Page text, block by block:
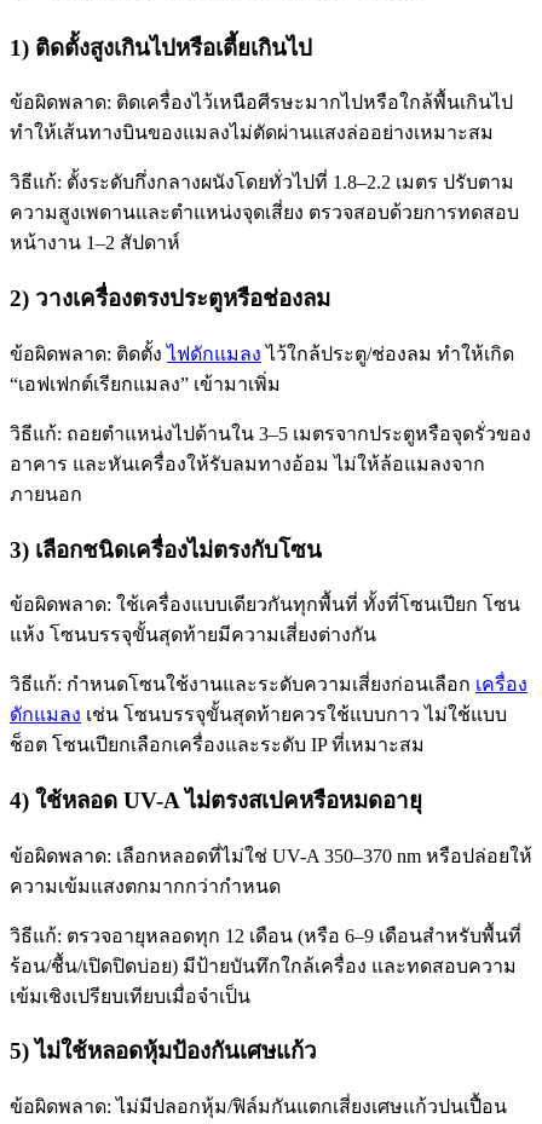
1) ติดตั้งสูงเกินไปหรือเตี้ยเกินไป
ข้อผิดพลาด: ติดเครื่องไว้เหนือศีรษะมากไปหรือใกล้พื้นเกินไป
ทำให้เส้นทางบินของแมลงไม่ตัดผ่านแสงล่ออย่างเหมาะสม
วิธีแก้: ตั้งระดับกึ่งกลางผนังโดยทั่วไปที่ 1.8–2.2 เมตร ปรับตาม
ความสูงเพดานและตำแหน่งจุดเสี่ยง ตรวจสอบด้วยการทดสอบ
หน้างาน 1–2 สัปดาห์
2) วางเครื่องตรงประตูหรือช่องลม
ข้อผิดพลาด: ติดตั้งไฟดักแมลง ไว้ใกล้ประตู/ช่องลม ทำให้เกิด
“เอฟเฟกต์เรียกแมลง” เข้ามาเพิ่ม
วิธีแก้: ถอยตำแหน่งไปด้านใน 3–5 เมตรจากประตูหรือจุดรั่วของ
อาคาร และหันเครื่องให้รับลมทางอ้อม ไม่ให้ล้อแมลงจาก
ภายนอก
3) เลือกชนิดเครื่องไม่ตรงกับโซน
ข้อผิดพลาด: ใช้เครื่องแบบเดียวกันทุกพื้นที่ ทั้งที่โซนเปียก โซน
แห้ง โซนบรรจุขั้นสุดท้ายมีความเสี่ยงต่างกัน
วิธีแก้: กำหนดโซนใช้งานและระดับความเสี่ยงก่อนเลือก เครื่อง
ดักแมลง เช่น โซนบรรจุขั้นสุดท้ายควรใช้แบบกาว ไม่ใช้แบบ
ช็อต โซนเปียกเลือกเครื่องและระดับ IP ที่เหมาะสม
4) ใช้หลอด UV-A ไม่ตรงสเปคหรือหมดอายุ
ข้อผิดพลาด: เลือกหลอดที่ไม่ใช่ UV-A 350–370 nm หรือปล่อยให้
ความเข้มแสงตกมากกว่ากำหนด
วิธีแก้: ตรวจอายุหลอดทุก 12 เดือน (หรือ 6–9 เดือนสำหรับพื้นที่
ร้อน/ชื้น/เปิดปิดบ่อย) มีป้ายบันทึกใกล้เครื่อง และทดสอบความ
เข้มเชิงเปรียบเทียบเมื่อจำเป็น
5) ไม่ใช้หลอดหุ้มป้องกันเศษแก้ว
ข้อผิดพลาด: ไม่มีปลอกหุ้ม/ฟิล์มกันแตกเสี่ยงเศษแก้วปนเปื้อน